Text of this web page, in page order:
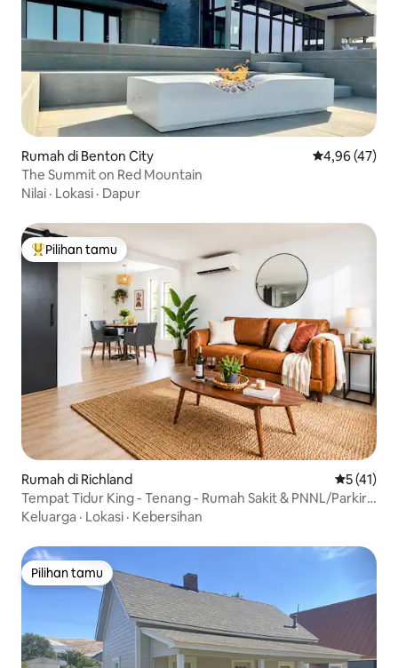
Rumah di Benton City Nilai rata-rata
4,96 (47)
The Summit on Red Mountain
Nilai · Lokasi · Dapur
Pilihan tamu terpopuler
Pilihan tamu
Rumah di Richland Nilai rata-
5 (41)
Tempat Tidur King - Tenang - Rumah Sakit & PNNL/Parkir
di Luar Jalan
Keluarga · Lokasi · Kebersihan
Pilihan tamu
Pilihan tamu